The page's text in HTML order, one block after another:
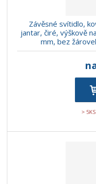
Závěsné svítidlo,
jantar, čiré, výškově
mm, bez
>